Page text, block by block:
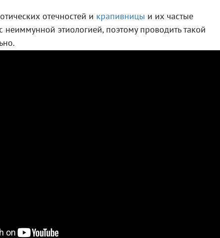
отечностей и крапивницы и их частые
неиммунной этиологией, поэтому проводить такой